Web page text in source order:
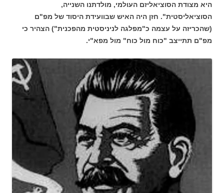
היא מצודת הסוציאליזם העולמי, מולדתנו השנייה,
הסוציאליסטית". חזן היה האיש שבוועידת היסוד של מפ"ם
(שהכריזה על עצמה כ"מפלגה לניניסטית מהפכנית") הצהיר כי
מפ"ם תתייצב "כוח מול כוח" מול מפא"י.